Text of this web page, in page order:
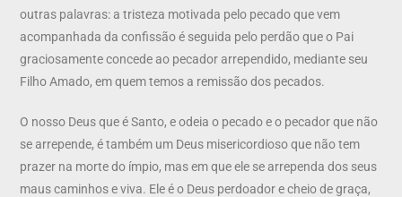
outras palavras: a tristeza motivada pelo pecado que vem
acompanhada da confissão é seguida pelo perdão que o Pai
graciosamente concede ao pecador arrependido, mediante seu
Filho Amado, em quem temos a remissão dos pecados.
O nosso Deus que é Santo, e odeia o pecado e o pecador que não
se arrepende, é também um Deus misericordioso que não tem
prazer na morte do ímpio, mas em que ele se arrependa dos seus
maus caminhos e viva. Ele é o Deus perdoador e cheio de graça,